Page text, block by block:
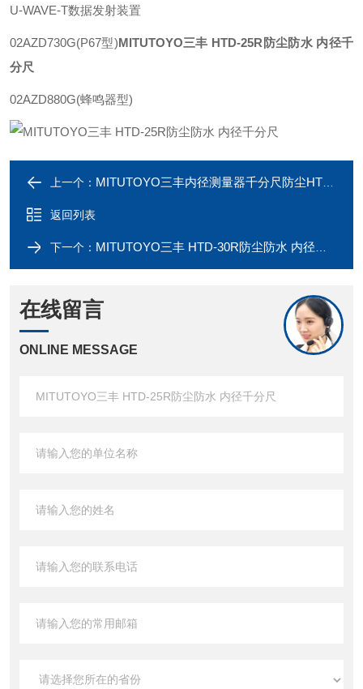
U-WAVE-T数据发射装置
02AZD730G(P67型)MITUTOYO三丰 HTD-25R防尘防水 内径千
分尺
02AZD880G(蜂鸣器型)
上一个： MITUTOYO三丰内径测量器千分尺防尘HTD-20R
返回列表
下一个： MITUTOYO三丰 HTD-30R防尘防水 内径千分尺
在线留言
ONLINE MESSAGE